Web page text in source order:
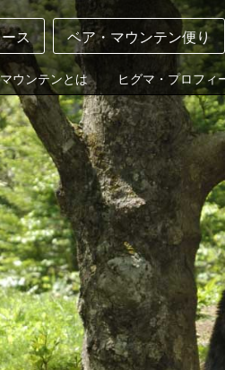
ス ベア・マウンテン便り
ウンテンとは ヒグマ・プロフィ